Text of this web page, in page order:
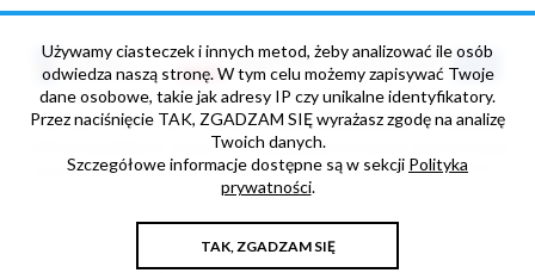
„NOWE HORYZONTY” Projekt współfinansowany ze środków
Unii Europejskiej w ramach Europejskiego Funduszu Społecznego
oraz budżetu Państwa, Umowa nr POWR.03.05.00-00-Z013/17-
00
Używamy ciasteczek i innych metod, żeby analizować ile osób
odwiedza naszą stronę. W tym celu możemy zapisywać Twoje
dane osobowe, takie jak adresy IP czy unikalne identyfikatory.
Przez naciśnięcie TAK, ZGADZAM SIĘ wyrażasz zgodę na analizę
Twoich danych.
Szczegółowe informacje dostępne są w sekcji Polityka
prywatności.
TAK, ZGADZAM SIĘ